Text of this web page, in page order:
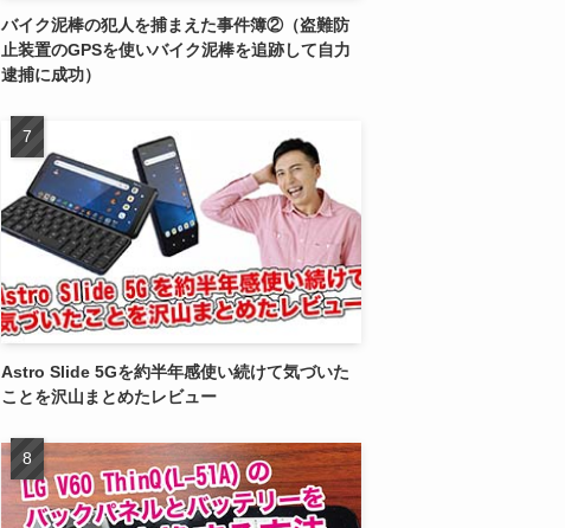
バイク泥棒の犯人を捕まえた事件簿②（盗難防
止装置のGPSを使いバイク泥棒を追跡して自力
逮捕に成功）
Astro Slide 5Gを約半年感使い続けて気づいた
ことを沢山まとめたレビュー